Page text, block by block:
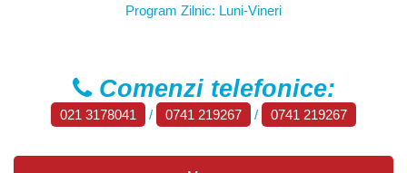
Program Zilnic: Luni-Vineri
Comenzi telefonice:
021 3178041 / 0741 219267 / 0741 219267